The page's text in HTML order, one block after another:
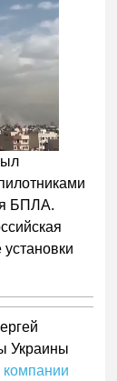
БПЛА.
Украины